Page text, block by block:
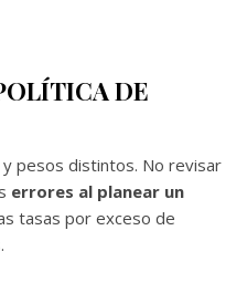
DE
pesos distintos. No revisar
errores al planear un
tasas por exceso de